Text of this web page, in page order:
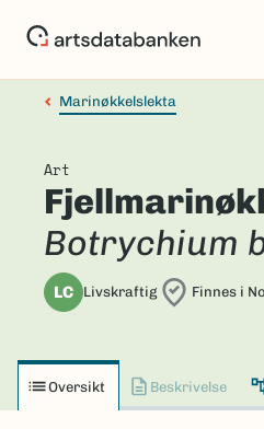
Marinøkkelslekta
Art
Botrychium
LC Livskraftig Finnes i
Oversikt Beskrivelse